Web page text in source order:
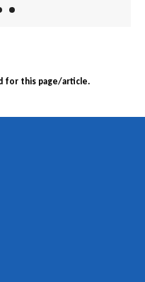
for this page/article.